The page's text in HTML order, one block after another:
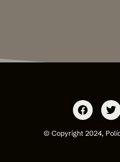
© Copyright 2024,